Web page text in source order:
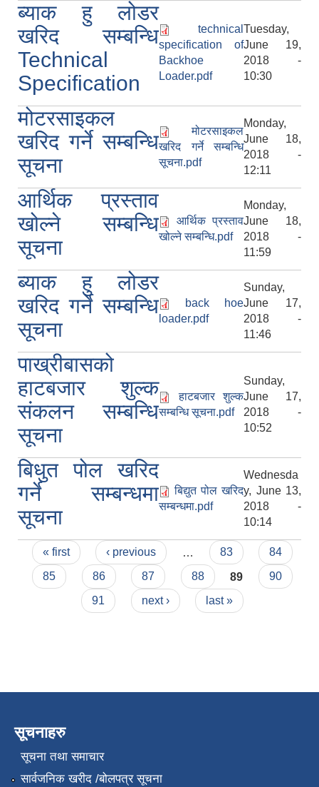
ब्याक हु लोडर
खरिद सम्बन्धि
Technical
Specification
technical
specification of
Backhoe
Loader.pdf
Tuesday,
June 19,
2018 -
10:30
मोटरसाइकल
खरिद गर्ने सम्बन्धि
सूचना
मोटरसाइकल
खरिद गर्ने सम्बन्धि
सूचना.pdf
Monday,
June 18,
2018 -
12:11
आर्थिक प्रस्ताव
खोल्ने सम्बन्धि
सूचना
आर्थिक प्रस्ताव
खोल्ने सम्बन्धि.pdf
Monday,
June 18,
2018 -
11:59
ब्याक हु लोडर
खरिद गर्ने सम्बन्धि
सूचना
back hoe
loader.pdf
Sunday,
June 17,
2018 -
11:46
पाख्रीबासको
हाटबजार शुल्क
संकलन सम्बन्धि
सूचना
हाटबजार शुल्क
सम्बन्धि सूचना.pdf
Sunday,
June 17,
2018 -
10:52
बिधुत पोल खरिद
गर्ने सम्बन्धमा
सूचना
बिद्युत पोल खरिद
सम्बन्धमा.pdf
Wednesda
y, June 13,
2018 -
10:14
Pages
« first ‹ previous 83
84
85
86 87 88 89
90
91
next › last »
सूचनाहरु
सूचना तथा समाचार
सार्वजनिक खरीद /बोलपत्र सूचना